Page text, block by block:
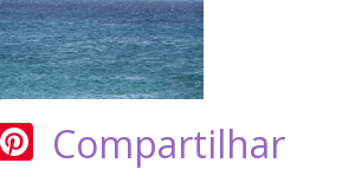
Pi
Compartilhar